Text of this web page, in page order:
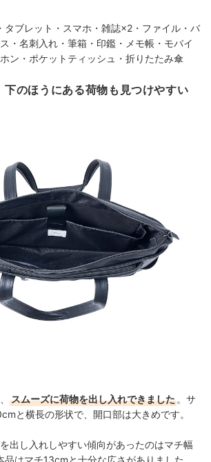
タブレット・スマホ・雑誌×2・ファイル・バ
・名刺入れ・筆箱・印鑑・メモ帳・モバイ
ン・ポケットティッシュ・折りたたみ傘
下のほうにある荷物も見つけやすい
スムーズに荷物を出し入れできました 。サ
と横長の形状で、開口部は大きめです。
出し入れしやすい傾向があったのはマチ幅
品はマチ13cmと十分な広さがありました。